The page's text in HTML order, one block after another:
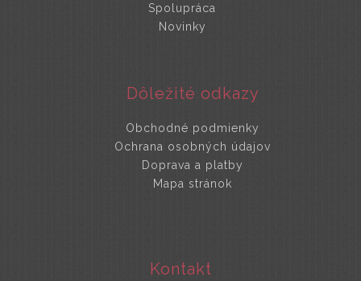
Spolupráca
Novinky
Dôležité odkazy
Obchodné podmienky
Ochrana osobných údajov
Doprava a platby
Mapa stránok
Kontakt